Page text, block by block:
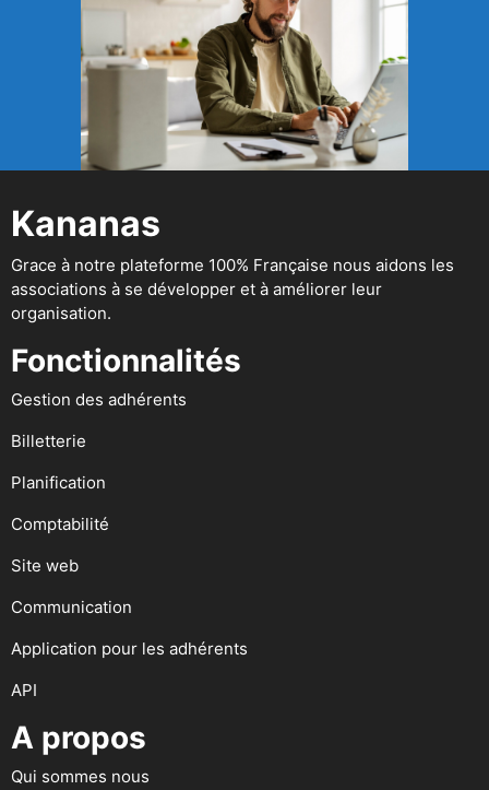
Kananas
Grace à notre plateforme 100% Française nous aidons les
associations à se développer et à améliorer leur
organisation.
Fonctionnalités
Gestion des adhérents
Billetterie
Planification
Comptabilité
Site web
Communication
Application pour les adhérents
API
A propos
Qui sommes nous